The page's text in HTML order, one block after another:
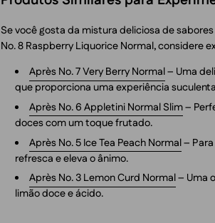
Se você gosta da mistura deliciosa de
No. 8 Raspberry Liquorice Normal, considere
Après No. 7 Very Berry Normal– Uma
que proporciona uma experiência
Après No. 6 Appletini Normal Slim–
doces com um toque frutado.
Après No. 5 Ice Tea Peach Normal–
refresca e eleva o ânimo.
Après No. 3 Lemon Curd Normal– Uma
limão doce e ácido.